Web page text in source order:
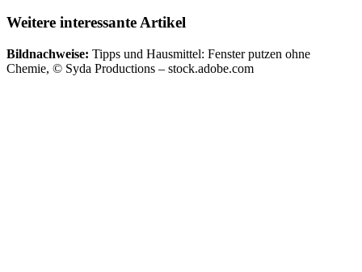
Weitere interessante Artikel
Bildnachweise: Tipps und Hausmittel: Fenster putzen ohne
Chemie, © Syda Productions – stock.adobe.com